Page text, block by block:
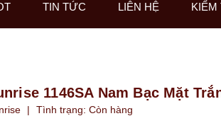
TIN TỨC LIÊN HỆ KIỂM
1146SA Nam Bạc Mặt
| Tình trạng: Còn hàng